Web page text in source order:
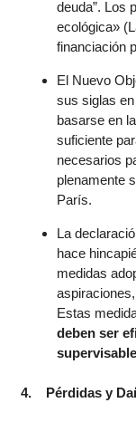
deuda”. Los
ecológica»
financiación
El Nuevo
sus siglas
basarse en
suficiente
necesarios
plenamente
París.
La
hace
medidas
Estas
deben ser
4. Pérdidas y